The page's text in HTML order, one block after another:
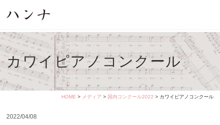
カワイピアノコンクール
HOME > メディア > 国内コンクール2022 > カワイピアノコンクール
2022/04/08